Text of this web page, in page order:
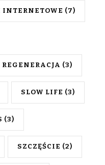
(7)
REGENERACJA (3)
SLOW LIFE (3)
(3)
SZCZĘŚCIE (2)